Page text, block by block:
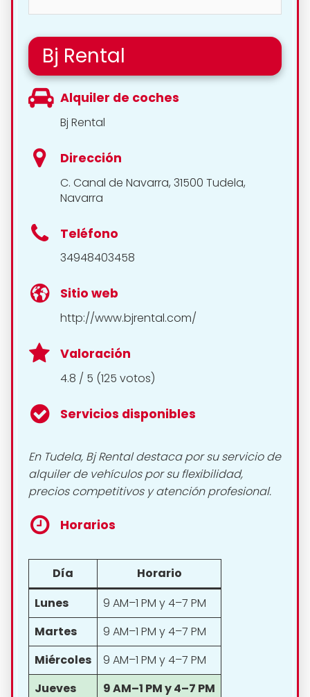
Bj Rental
Alquiler de coches
Bj Rental
Dirección
C. Canal de Navarra, 31500 Tudela,
Navarra
Teléfono
34948403458
Sitio web
http://www.bjrental.com/
Valoración
4.8 / 5 (125 votos)
Servicios disponibles
En Tudela, Bj Rental destaca por su servicio de
alquiler de vehículos por su flexibilidad,
precios competitivos y atención profesional.
Horarios
Día
Horario
Lunes
9 AM–1 PM y 4–7 PM
Martes
9 AM–1 PM y 4–7 PM
Miércoles
9 AM–1 PM y 4–7 PM
Jueves
9 AM–1 PM y 4–7 PM